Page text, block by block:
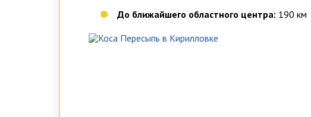
До ближайшего областного центра: 190 км